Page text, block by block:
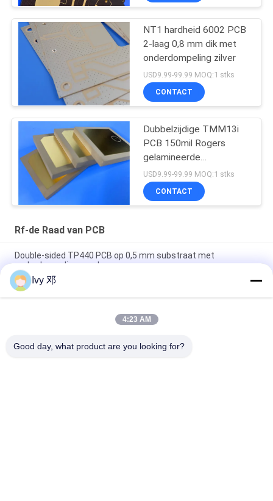
NT1 hardheid 6002 PCB
2-laag 0,8 mm dik met
onderdompeling zilver
USD9.99-99.99 MOQ:1 stks
CONTACT
Dubbelzijdige TMM13i
PCB 150mil Rogers
gelamineerde
hoogfrequente circuits
USD9.99-99.99 MOQ:1 stks
CONTACT
Rf-de Raad van PCB
Double-sided TP440 PCB op 0,5 mm substraat met
onderdompeling goud
Dubbelzijdig CER-10 High-Frequency PCB 30mil Laminate
Immersion zilver
5 mil dik WL-CT300 PCB 2-laag zwart zijdeplaat Pure Gold
Ivy 邓
4:23 AM
Good day, what product are you looking for?